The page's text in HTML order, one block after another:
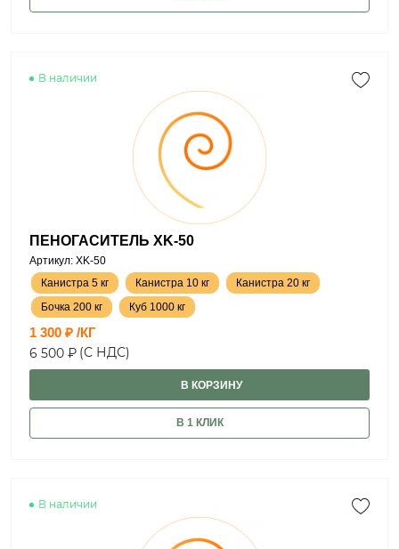
В наличии
ПЕНОГАСИТЕЛЬ XK-50
Артикул: XK-50
Канистра 5 кг
Канистра 10 кг
Канистра 20 кг
Бочка 200 кг
Куб 1000 кг
1 300 ₽ /КГ
6 500 ₽ (С НДС)
В КОРЗИНУ
В 1 КЛИК
В наличии